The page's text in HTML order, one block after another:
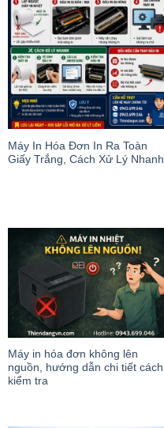
Máy In Hóa Đơn In Ra Toàn
Giấy Trắng, Cách Xử Lý Nhanh
Máy in hóa đơn không lên
nguồn, hướng dẫn chi tiết cách
kiểm tra